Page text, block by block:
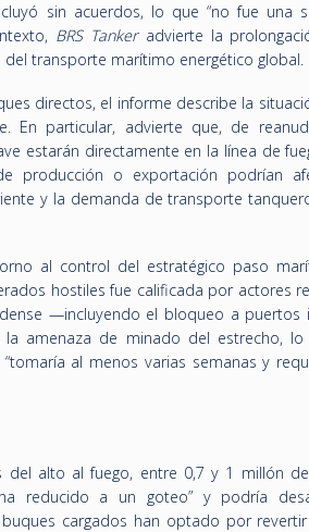
sin acuerdos, lo que “no fue una
BRS Tankeradvierte la
transporte marítimo energético global.
directos, el informe describe la
En particular, advierte que, de
estarán directamente en la línea de
producción o exportación podrían
y la demanda de transporte
al control del estratégico paso
hostiles fue calificada por actores
—incluyendo el bloqueo a
amenaza de minado del estrecho, lo
al menos varias semanas y
alto al fuego, entre 0,7 y 1 millón
reducido a un goteo” y podría
cargados han optado por